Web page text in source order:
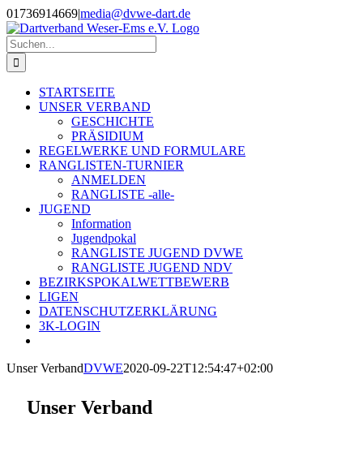
Zum
Inhalt
springen
01736914669|media@dvwe-dart.de
Suche
nach:
STARTSEITE
UNSER VERBAND
GESCHICHTE
PRÄSIDIUM
REGELWERKE UND FORMULARE
RANGLISTEN-TURNIER
ANMELDEN
RANGLISTE -alle-
JUGEND
Information
Jugendpokal
RANGLISTE JUGEND DVWE
RANGLISTE JUGEND NDV
BEZIRKSPOKALWETTBEWERB
LIGEN
DATENSCHUTZERKLÄRUNG
3K-LOGIN
Unser VerbandDVWE2020-09-22T12:54:47+02:00
Unser Verband